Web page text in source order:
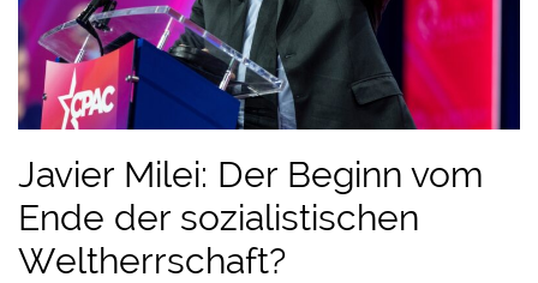
Javier Milei: Der Beginn vom
Ende der sozialistischen
Weltherrschaft?